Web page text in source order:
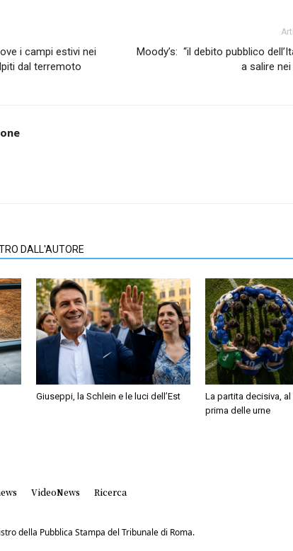
i campi estivi nei
dal terremoto
Moody’s: “il debito pubblico
a salire
DALL'AUTORE
Giuseppi, la Schlein e le luci dell’Est
La partita decisiva,
prima delle urne
VideoNews Ricerca
della Pubblica Stampa del Tribunale di Roma.